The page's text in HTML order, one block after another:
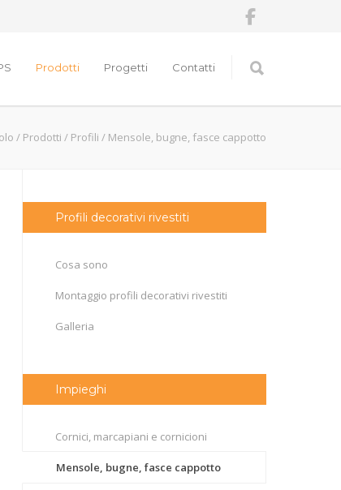
Prodotti Progetti Contatti
/ Prodotti / Profili / Mensole, bugne, fasce cappotto
Profili decorativi rivestiti
Cosa sono
Montaggio profili decorativi rivestiti
Galleria
Impieghi
Cornici, marcapiani e cornicioni
Mensole, bugne, fasce cappotto